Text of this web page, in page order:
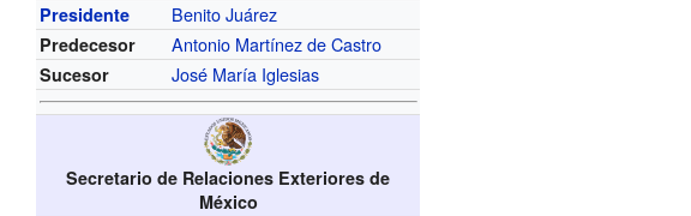
Presidente Benito Juárez
Predecesor Antonio Martínez de Castro
Sucesor José María Iglesias
Secretario de Relaciones Exteriores de
México